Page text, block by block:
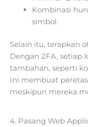
Kombinasi
simbol.
Selain itu, terapkan
Dengan 2FA, setiap
tambahan, seperti
Ini membuat
meskipun mereka
4. Pasang Web